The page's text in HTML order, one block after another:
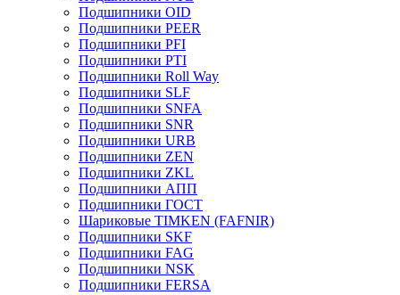
Подшипники OID
Подшипники PEER
Подшипники PFI
Подшипники PTI
Подшипники Roll Way
Подшипники SLF
Подшипники SNFA
Подшипники SNR
Подшипники URB
Подшипники ZEN
Подшипники ZKL
Подшипники АПП
Подшипники ГОСТ
Шариковые ТІMKEN (FAFNIR)
Подшипники SKF
Подшипники FAG
Подшипники NSK
Подшипники FERSA